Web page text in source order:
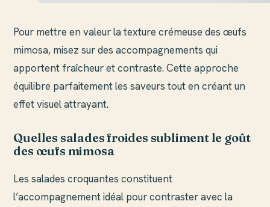
Pour mettre en valeur la texture crémeuse des œufs
mimosa, misez sur des accompagnements qui
apportent fraîcheur et contraste. Cette approche
équilibre parfaitement les saveurs tout en créant un
effet visuel attrayant.
Quelles salades froides subliment le goût
des œufs mimosa
Les salades croquantes constituent
l’accompagnement idéal pour contraster avec la